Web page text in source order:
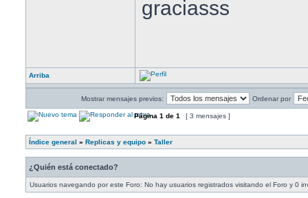
graciasss
Arriba
Mostrar mensajes previos: Ordenar por
Página 1 de 1 [ 3 mensajes ]
Índice general » Replicas y equipo » Taller
¿Quién está conectado?
Usuarios navegando por este Foro: No hay usuarios registrados visitando el Foro y 0